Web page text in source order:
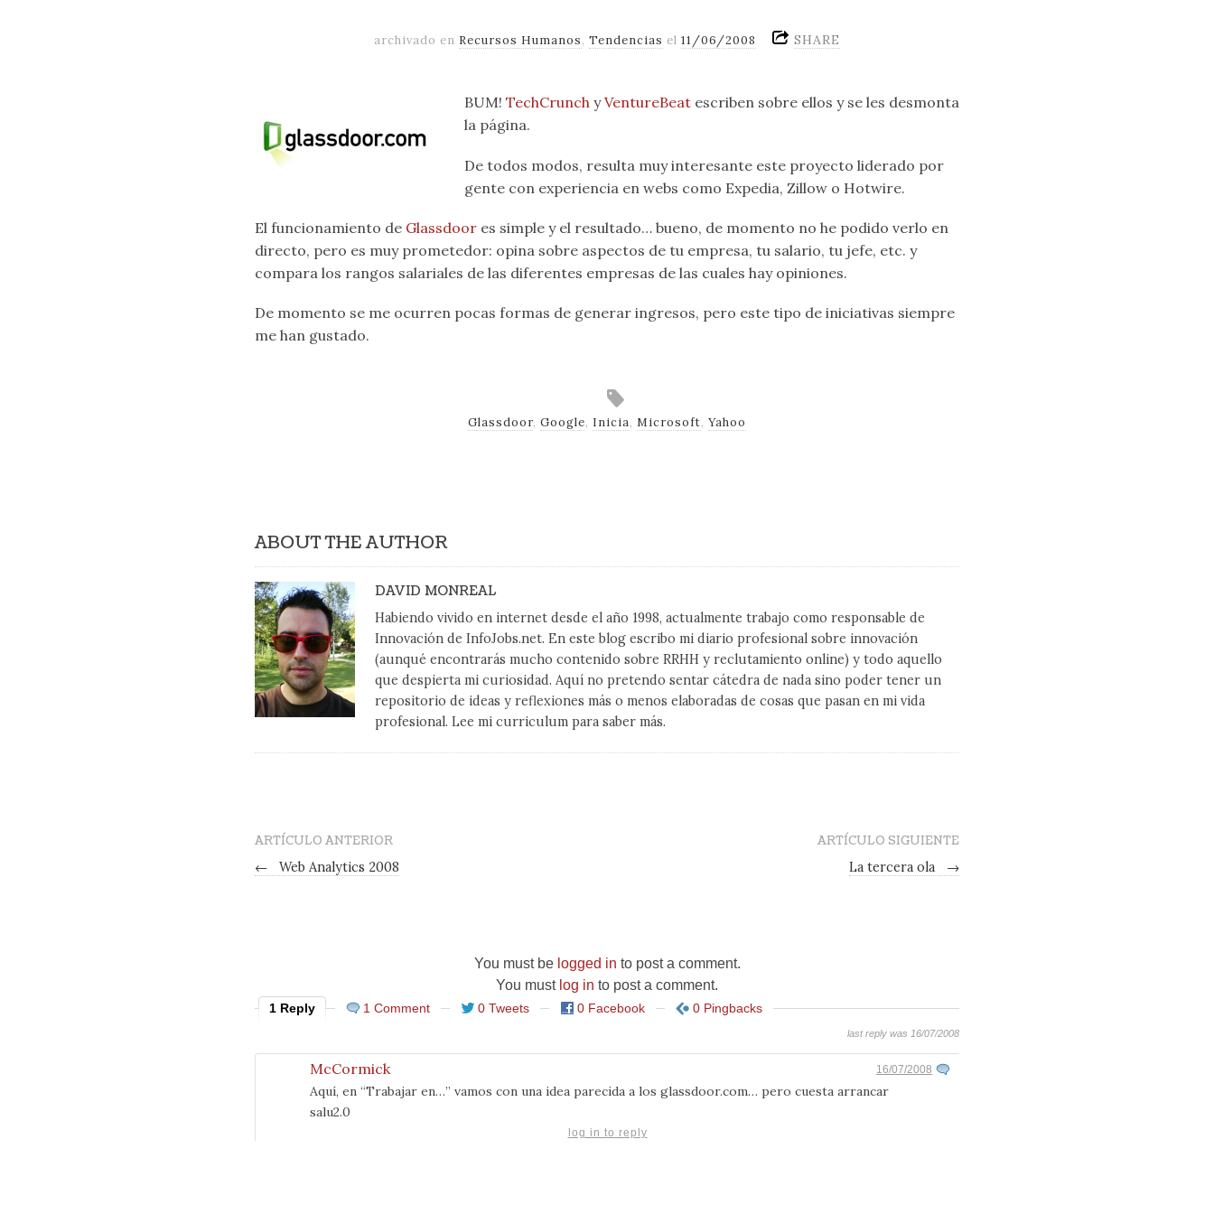
archivado en Recursos Humanos, Tendencias el 11/06/2008 SHARE
BUM! TechCrunch yVentureBeat escriben sobre ellos y se les desmonta
la página.
De todos modos, resulta muy interesante este proyecto liderado por
gente con experiencia en webs como Expedia, Zillow o Hotwire.
El funcionamiento de Glassdoor es simple y el resultado… bueno, de momento no he podido verlo en
directo, pero es muy prometedor: opina sobre aspectos de tu empresa, tu salario, tu jefe, etc. y
compara los rangos salariales de las diferentes empresas de las cuales hay opiniones.
De momento se me ocurren pocas formas de generar ingresos, pero este tipo de iniciativas siempre
me han gustado.
Glassdoor, Google, Inicia, Microsoft, Yahoo
ABOUT THE AUTHOR
DAVID MONREAL
Habiendo vivido en internet desde el año 1998, actualmente trabajo como responsable de
Innovación de InfoJobs.net. En este blog escribo mi diario profesional sobre innovación
(aunqué encontrarás mucho contenido sobre RRHH y reclutamiento online) y todo aquello
que despierta mi curiosidad. Aquí no pretendo sentar cátedra de nada sino poder tener un
repositorio de ideas y reflexiones más o menos elaboradas de cosas que pasan en mi vida
profesional. Lee mi curriculum para saber más.
ARTÍCULO ANTERIOR
←
Web Analytics 2008
ARTÍCULO SIGUIENTE
La tercera ola
→
You must be logged in to post a comment.
You must log in to post a comment.
1 Reply 1 Comment 0 Tweets 0 Facebook 0 Pingbacks
last reply was 16/07/2008
McCormick 16/07/2008
Aquí, en “Trabajar en…” vamos con una idea parecida a los glassdoor.com… pero cuesta arrancar
salu2.0
log in to reply